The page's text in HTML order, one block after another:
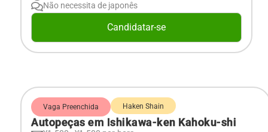
Não necessita de japonês
Candidatar-se
Vaga Preenchida Haken Shain
Autopeças em Ishikawa-ken Kahoku-shi